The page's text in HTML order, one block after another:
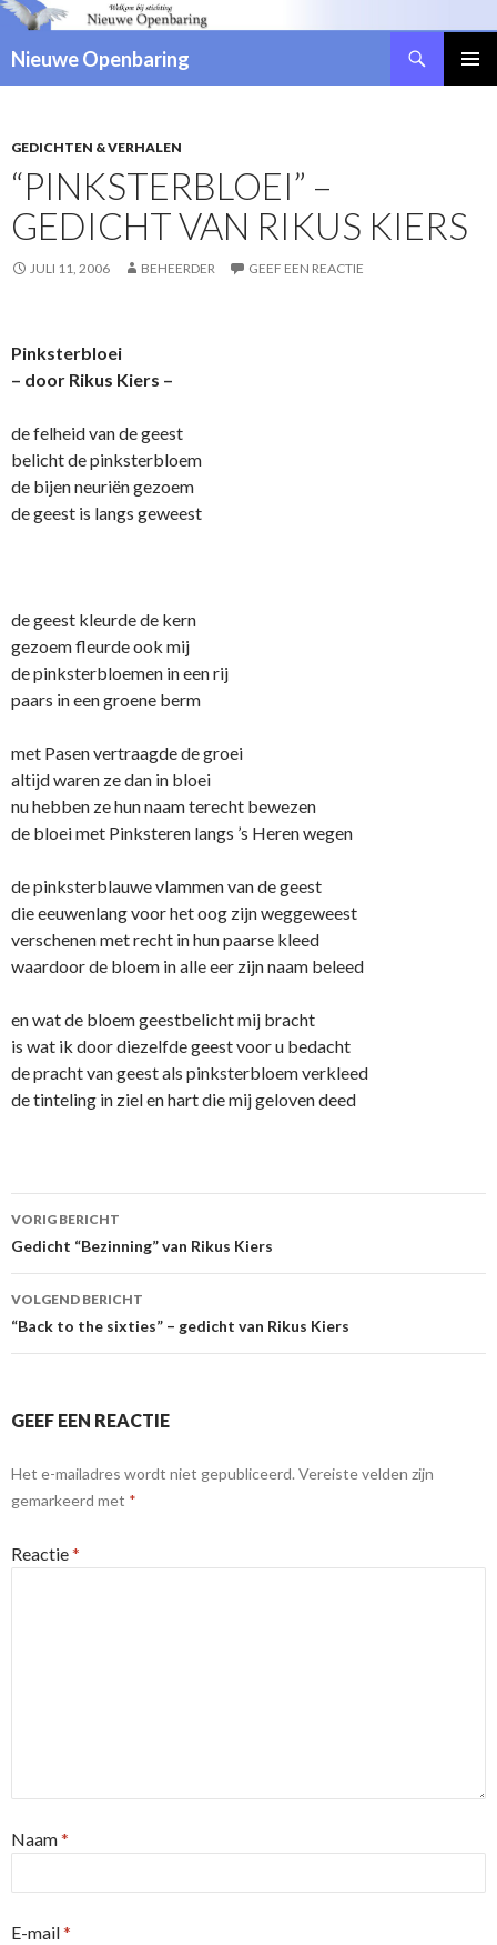
Nieuwe Openbaring
SPRINGEN
GEDICHTEN & VERHALEN
“PINKSTERBLOEI” –
GEDICHT VAN RIKUS KIERS
JULI 11, 2006 BEHEERDER GEEF EEN REACTIE
Pinksterbloei
– door Rikus Kiers –
de felheid van de geest
belicht de pinksterbloem
de bijen neuriën gezoem
de geest is langs geweest
de geest kleurde de kern
gezoem fleurde ook mij
de pinksterbloemen in een rij
paars in een groene berm
met Pasen vertraagde de groei
altijd waren ze dan in bloei
nu hebben ze hun naam terecht bewezen
de bloei met Pinksteren langs ’s Heren wegen
de pinksterblauwe vlammen van de geest
die eeuwenlang voor het oog zijn weggeweest
verschenen met recht in hun paarse kleed
waardoor de bloem in alle eer zijn naam beleed
en wat de bloem geestbelicht mij bracht
is wat ik door diezelfde geest voor u bedacht
de pracht van geest als pinksterbloem verkleed
de tinteling in ziel en hart die mij geloven deed
Berichtnavigatie
VORIG BERICHT
Gedicht “Bezinning” van Rikus Kiers
VOLGEND BERICHT
“Back to the sixties” – gedicht van Rikus Kiers
GEEF EEN REACTIE
Het e-mailadres wordt niet gepubliceerd. Vereiste velden zijn
gemarkeerd met *
Reactie*
Naam*
E-mail*